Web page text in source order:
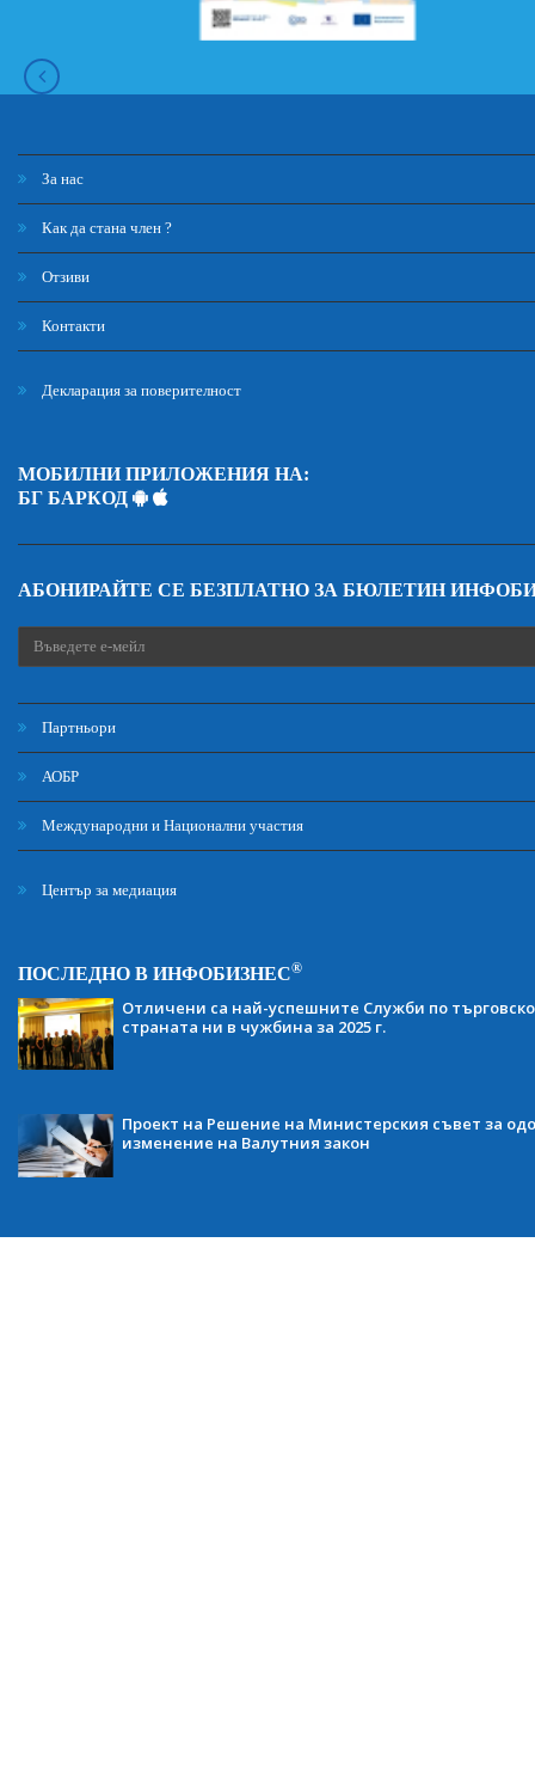
За нас
Как да стана член ?
Отзиви
Контакти
Декларация за поверителност
МОБИЛНИ ПРИЛОЖЕНИЯ НА:
БГ БАРКОД
АБОНИРАЙТЕ СЕ БЕЗПЛАТНО ЗА БЮЛЕТИН
Партньори
АОБР
Международни и Национални участия
Център за медиация
ПОСЛЕДНО В ИНФОБИЗНЕС®
Отличени са най-успешните Служби по
страната ни в чужбина за 2025 г.
Проект на Решение на Министерския съвет за
изменение на Валутния закон